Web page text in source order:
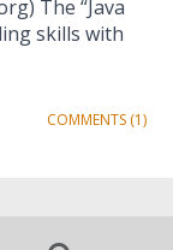
The “Java
skills with
COMMENTS (1)